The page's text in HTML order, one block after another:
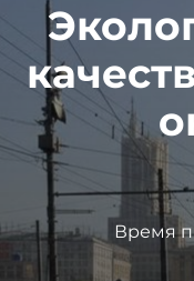
Время